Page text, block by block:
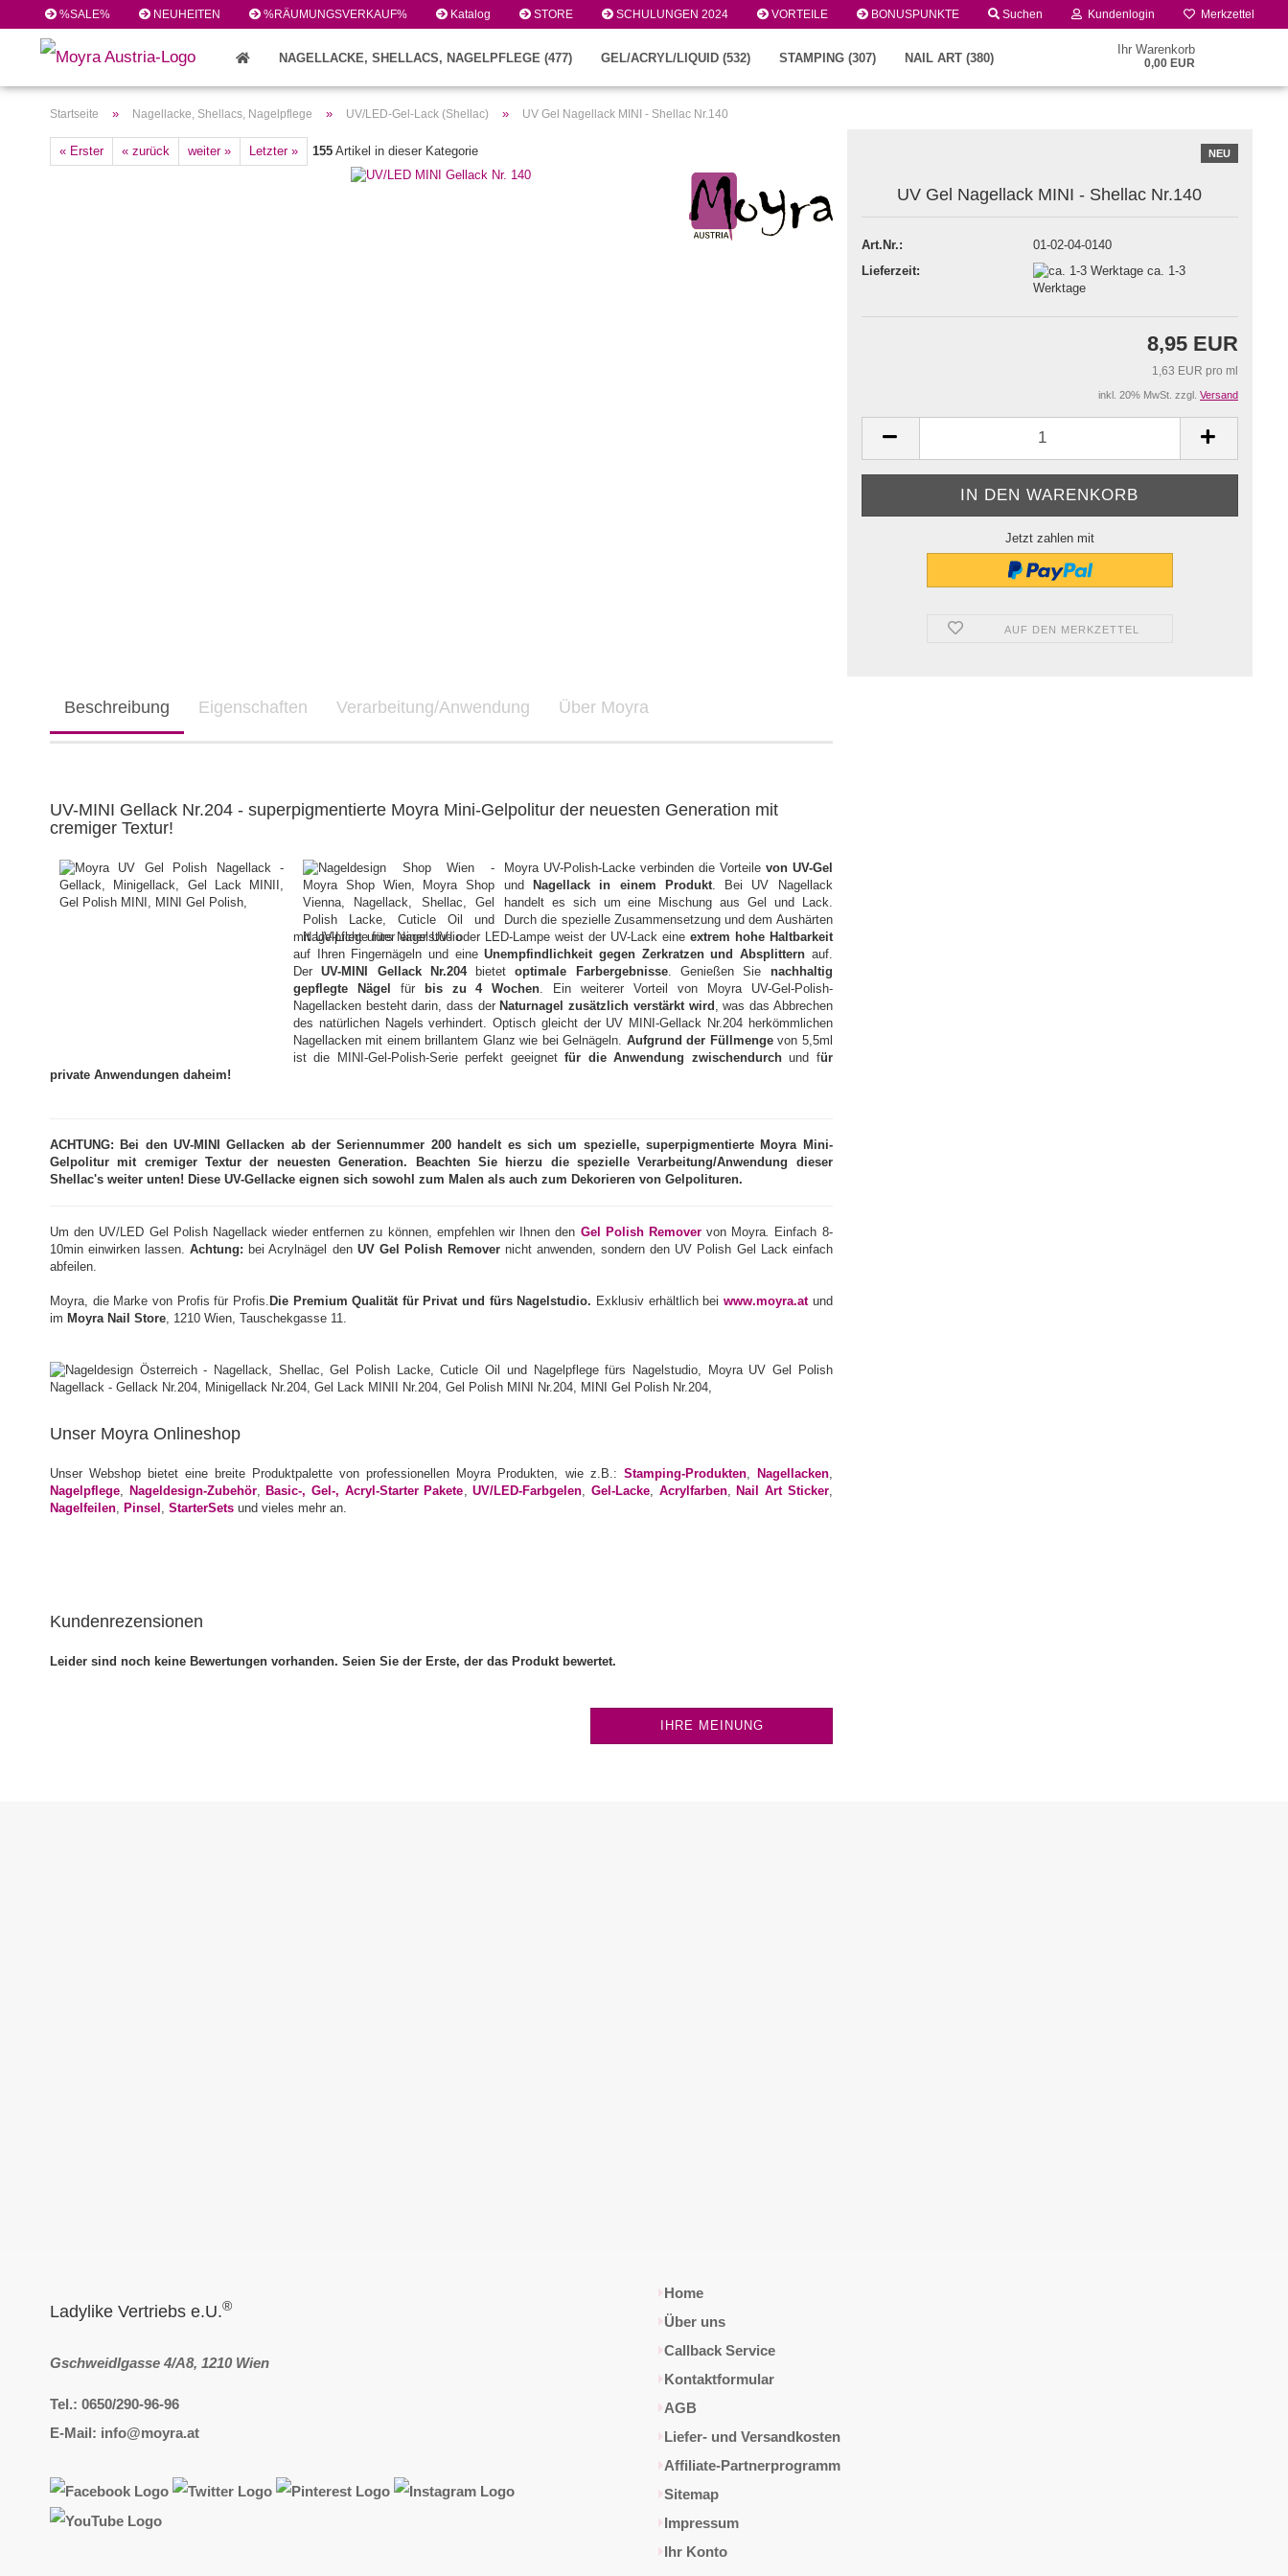
%SALE% NEUHEITEN %RÄUMUNGSVERKAUF% Katalog STORE SCHULUNGEN 2024 VORTEILE BONUSPUNKTE Suchen Kundenlogin
Konto erstellen
Merkzettel
Ihr Warenkorb
0,00 EUR
NAGELLACKE, SHELLACS, NAGELPFLEGE (477) GEL/ACRYL/LIQUID (532) STAMPING (307) NAIL ART (380)
Startseite » Nagellacke, Shellacs, Nagelpflege » UV/LED-Gel-Lack (Shellac) » UV Gel Nagellack MINI - Shellac Nr.140
« Erster « zurück weiter » Letzter » 155 Artikel in dieser Kategorie NEU
UV Gel Nagellack MINI - Shellac Nr.140
Art.Nr.:
01-02-04-0140
Lieferzeit:
ca. 1-3
Werktage
8,95 EUR
1,63 EUR pro ml
inkl. 20% MwSt. zzgl. Versand
Jetzt zahlen mit
AUF DEN MERKZETTEL
Beschreibung Eigenschaften Verarbeitung/Anwendung Über Moyra
UV-MINI Gellack Nr.204 - superpigmentierte Moyra Mini-Gelpolitur der neuesten Generation mit
cremiger Textur!
Moyra UV-Polish-Lacke verbinden die Vorteile von UV-Gel
und
Nagellack in einem Produkt. Bei UV Nagellack
handelt es sich um eine Mischung aus Gel und Lack.
Durch die spezielle Zusammensetzung und dem Aushärten
mit UV-Licht unter einer UV- oder LED-Lampe weist der UV-Lack eine extrem hohe Haltbarkeit
auf Ihren Fingernägeln und eineUnempfindlichkeit gegen Zerkratzen und Absplittern auf.
DerUV-MINI Gellack Nr.204bietetoptimale Farbergebnisse. Genießen Sie nachhaltig
gepflegte Nägel
für bis zu 4 Wochen. Ein weiterer Vorteil von Moyra UV-Gel-Polish-
Nagellacken besteht darin, dass der Naturnagel zusätzlich verstärkt wird , was das Abbrechen
des natürlichen Nagels verhindert. Optisch gleicht der UV MINI-Gellack Nr.204 herkömmlichen
Nagellacken mit einem brillantem Glanz wie bei Gelnägeln. Aufgrund der Füllmengevon 5,5ml
ist die MINI-Gel-Polish-Serie perfekt geeignetfür die Anwendung zwischendurchund für
private Anwendungen daheim!
ACHTUNG: Bei den UV-MINI Gellacken ab der Seriennummer 200 handelt es sich um spezielle, superpigmentierte Moyra Mini-
Gelpolitur mit cremiger Textur der neuesten Generation. Beachten Sie hierzu die spezielle Verarbeitung/Anwendung dieser
Shellac's weiter unten! Diese UV-Gellacke eignen sich sowohl zum Malen als auch zum Dekorieren von Gelpolituren.
Um den UV/LED Gel Polish Nagellack wieder entfernen zu können, empfehlen wir Ihnen den Gel Polish Removervon Moyra. Einfach 8-
10min einwirken lassen. Achtung: bei Acrylnägel den UV Gel Polish Remover nicht anwenden, sondern den UV Polish Gel Lack einfach
abfeilen.
Moyra, die Marke von Profis für Profis. Die Premium Qualität für Privat und fürs Nagelstudio. Exklusiv erhältlich beiwww.moyra.atund
im Moyra Nail Store, 1210 Wien, Tauschekgasse 11.
Unser Moyra Onlineshop
Unser Webshop bietet eine breite Produktpalette von professionellen Moyra Produkten, wie z.B.: Stamping-Produkten, Nagellacken,
Nagelpflege, Nageldesign-Zubehör, Basic-, Gel-, Acryl-Starter Pakete,UV/LED-Farbgelen, Gel-Lacke, Acrylfarben, Nail Art Sticker,
Nagelfeilen, Pinsel , StarterSets und vieles mehr an.
Kundenrezensionen
Leider sind noch keine Bewertungen vorhanden. Seien Sie der Erste, der das Produkt bewertet.
IHRE MEINUNG
Ladylike Vertriebs e.U.®
Gschweidlgasse 4/A8, 1210 Wien
Tel.: 0650/290-96-96
E-Mail: info@moyra.at
Home
Über uns
Callback Service
Kontaktformular
AGB
Liefer- und Versandkosten
Affiliate-Partnerprogramm
Sitemap
Impressum
Ihr Konto